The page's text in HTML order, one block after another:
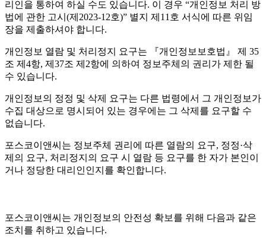
리인을 통하여 하실 수도 있습니다. 이 경우 “개인정보 처리 방
법에 관한 고시(제2023-12호)” 별지 제11호 서식에 따른 위임
장을 제출하셔야 합니다.
개인정보 열람 및 처리정지 요구는 『개인정보보호법』 제 35
조 제4항, 제37조 제2항에 의하여 정보주체의 권리가 제한 될
수 있습니다.
개인정보의 정정 및 삭제 요구는 다른 법령에서 그 개인정보가
수집 대상으로 명시되어 있는 경우에는 그 삭제를 요구할 수
없습니다.
포스코이앤씨는 정보주체 권리에 따른 열람의 요구, 정정·삭
제의 요구, 처리정지의 요구 시 열람 등 요구를 한 자가 본인이
거나 정당한 대리인인지를 확인합니다.
포스코이앤씨는 개인정보의 안전성 확보를 위해 다음과 같은
조치를 취하고 있습니다.